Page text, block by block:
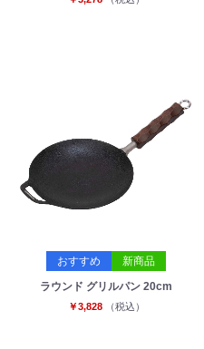
おすすめ 新商品
ラウンド グリルパン 20cm
￥3,828 （税込）